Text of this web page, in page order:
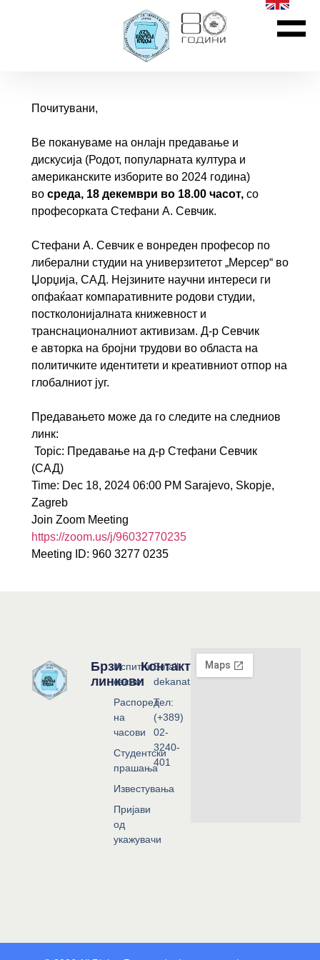
Почитувани,
Ве покануваме на онлајн предавање и
дискусија (Родот, популарната култура и
американските изборите во 2024 година)
во среда, 18 декември во 18.00 часот, со
професорката Стефани А. Севчик.
Стефани А. Севчик е вонреден професор по
либерални студии на универзитетот „Мерсер“ во
Џорџија, САД. Нејзините научни интереси ги
опфаќаат компаративните родови студии,
постколонијалната книжевност и
транснационалниот активизам. Д-р Севчик
е авторка на бројни трудови во областа на
политичките идентитети и креативниот отпор на
глобалниот југ.
Предавањето може да го следите на следниов
линк:
Topic: Предавање на д-р Стефани Севчик
(САД)
Time: Dec 18, 2024 06:00 PM Sarajevo, Skopje,
Zagreb
Join Zoom Meeting
https://zoom.us/j/96032770235
Meeting ID: 960 3277 0235
Брзи
линкови
Испитни
сесии
Распоред
на
часови
Студентски
прашања
Известувања
Пријави
од
укажувачи
Контакт
Email:
dekanat@flf.ukim.edu.mk
Тел:
(+389)
02-
3240-
401